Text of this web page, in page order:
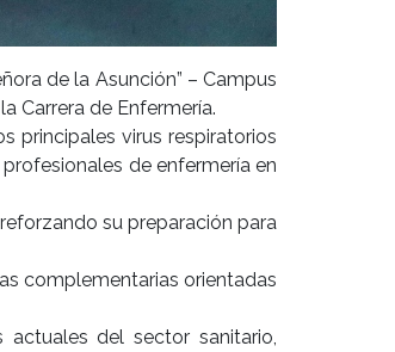
de la Asunción” – Campus
Carrera de Enfermería.
principales virus respiratorios
de enfermería en
su preparación para
complementarias orientadas
del sector sanitario,